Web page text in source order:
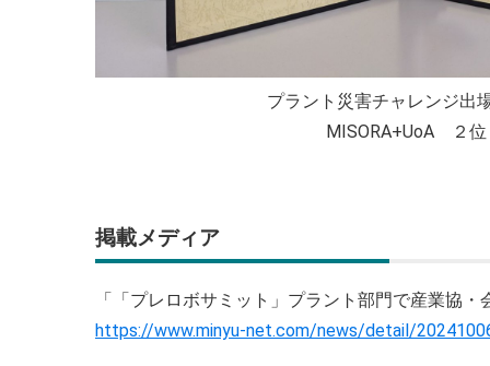
プラント災害チャレンジ出
MISORA+UoA ２位
掲載メディア
「「プレロボサミット」プラント部門で産業協
https://www.minyu-net.com/news/detail/